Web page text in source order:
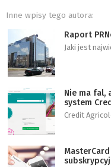
Inne wpisy tego autora:
Raport
Jaki jest
Nie ma fal,
system
Credit